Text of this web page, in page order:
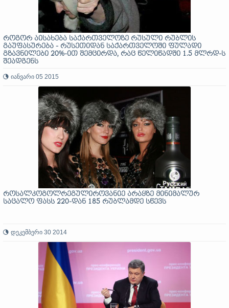
როგორ აისახება საქართველოზე რუსული რუბლის
გაუფასურება - რუსეთიდან საქართველოში ფულადი
გზავნილები 20%-ით შემცირდა, რაც წელიწადში 1.5 მლრდ-ს
შეადგენს
იანვარი 05 2015
როსალკოგოლრეგულიროვანიე არაყზე მინიმალურ
საცალო ფასს 220-დან 185 რუბლამდე სწევს
დეკემბერი 30 2014